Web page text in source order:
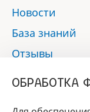
Новости
База знаний
Отзывы
ОБРАБОТКА